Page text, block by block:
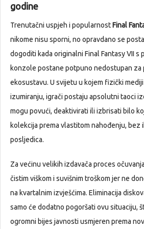
godine
Trenutačni uspjeh i popularnostFinal
nikome nisu sporni, no opravdano se
dogoditi kada originalni Final Fantasy VII s
konzole postane potpuno nedostupan za
ekosustavu. U svijetu u kojem fizički
izumiranju, igrači postaju apsolutni taoci
mogu povući, deaktivirati ili izbrisati bilo
kolekcija prema vlastitom nahođenju, bez
posljedica.
Za većinu velikih izdavača proces
čistim viškom i suvišnim troškom jer ne
na kvartalnim izvješćima. Eliminacija
samo će dodatno pogoršati ovu situaciju,
ogromni bijes javnosti usmjeren prema